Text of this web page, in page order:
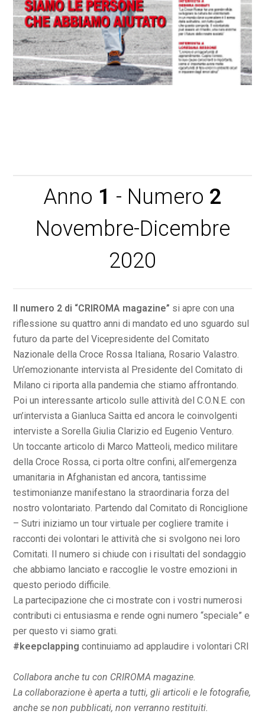
Anno 1 - Numero 2
Novembre-Dicembre
2020
Il numero 2 di “CRIROMA magazine” si apre con una
riflessione su quattro anni di mandato ed uno sguardo sul
futuro da parte del Vicepresidente del Comitato
Nazionale della Croce Rossa Italiana, Rosario Valastro.
Un’emozionante intervista al Presidente del Comitato di
Milano ci riporta alla pandemia che stiamo affrontando.
Poi un interessante articolo sulle attività del C.O.N.E. con
un’intervista a Gianluca Saitta ed ancora le coinvolgenti
interviste a Sorella Giulia Clarizio ed Eugenio Venturo.
Un toccante articolo di Marco Matteoli, medico militare
della Croce Rossa, ci porta oltre confini, all’emergenza
umanitaria in Afghanistan ed ancora, tantissime
testimonianze manifestano la straordinaria forza del
nostro volontariato. Partendo dal Comitato di Ronciglione
– Sutri iniziamo un tour virtuale per cogliere tramite i
racconti dei volontari le attività che si svolgono nei loro
Comitati. Il numero si chiude con i risultati del sondaggio
che abbiamo lanciato e raccoglie le vostre emozioni in
questo periodo difficile.
La partecipazione che ci mostrate con i vostri numerosi
contributi ci entusiasma e rende ogni numero “speciale” e
per questo vi siamo grati.
#keepclapping continuiamo ad applaudire i volontari CRI
Collabora anche tu con CRIROMA magazine.
La collaborazione è aperta a tutti, gli articoli e le fotografie,
anche se non pubblicati, non verranno restituiti.